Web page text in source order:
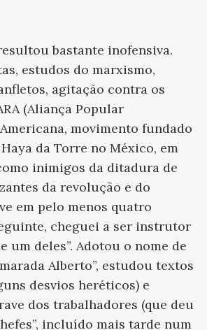
bastante inofensiva.
estudos do marxismo,
agitação contra os
(Aliança Popular
movimento fundado
da Torre no México, em
inimigos da ditadura de
da revolução e do
em pelo menos quatro
cheguei a ser instrutor
um deles”. Adotou o nome de
Alberto”, estudou textos
desvios heréticos) e
dos trabalhadores (que deu
incluído mais tarde num